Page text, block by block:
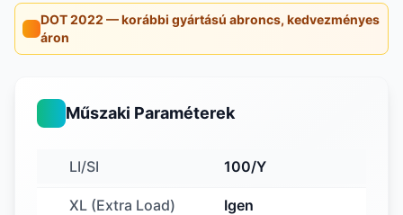
DOT 2022 — korábbi gyártású abroncs, kedvezményes
áron
Műszaki Paraméterek
LI/SI 100/Y
XL (Extra Load) Igen